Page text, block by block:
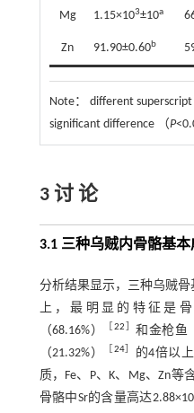
Mg 1.15×103±10a
Zn 91.90±0.60b
Note：
different
significant difference （P
3 讨 论
3.1 三种乌贼内骨骼基
分析结果显示，三种乌贼
上，最明显的特征是
（68.16%）
［22 ］和金枪鱼
（21.32%）
24］
的4倍以
质，Fe、P、K、Mg、Zn
骨骼中Sr的含量高达2.88×10